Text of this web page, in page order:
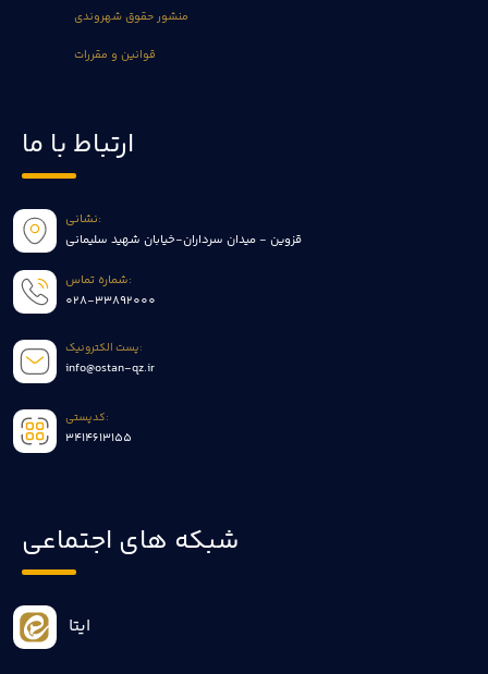
منشور حقوق شهروندی
قوانین و مقررات
ارتباط با ما
نشانی:
قزوین - میدان سرداران-خیابان شهید سلیمانی
شماره تماس:
028-33892000
پست الکترونیک:
info@ostan-qz.ir
کدپستی:
3414613155
شبکه های اجتماعی
ایتا